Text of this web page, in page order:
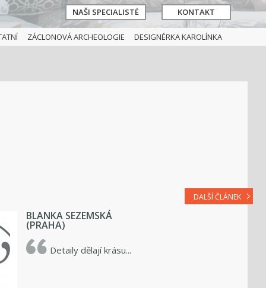
NAŠI SPECIALISTÉ KONTAKT
ZÁCLONOVÁ ARCHEOLOGIE DESIGNÉRKA KAROLÍNKA
DALŠÍ ČLÁNEK
BLANKA SEZEMSKÁ
(PRAHA)
Detaily dělají krásu...